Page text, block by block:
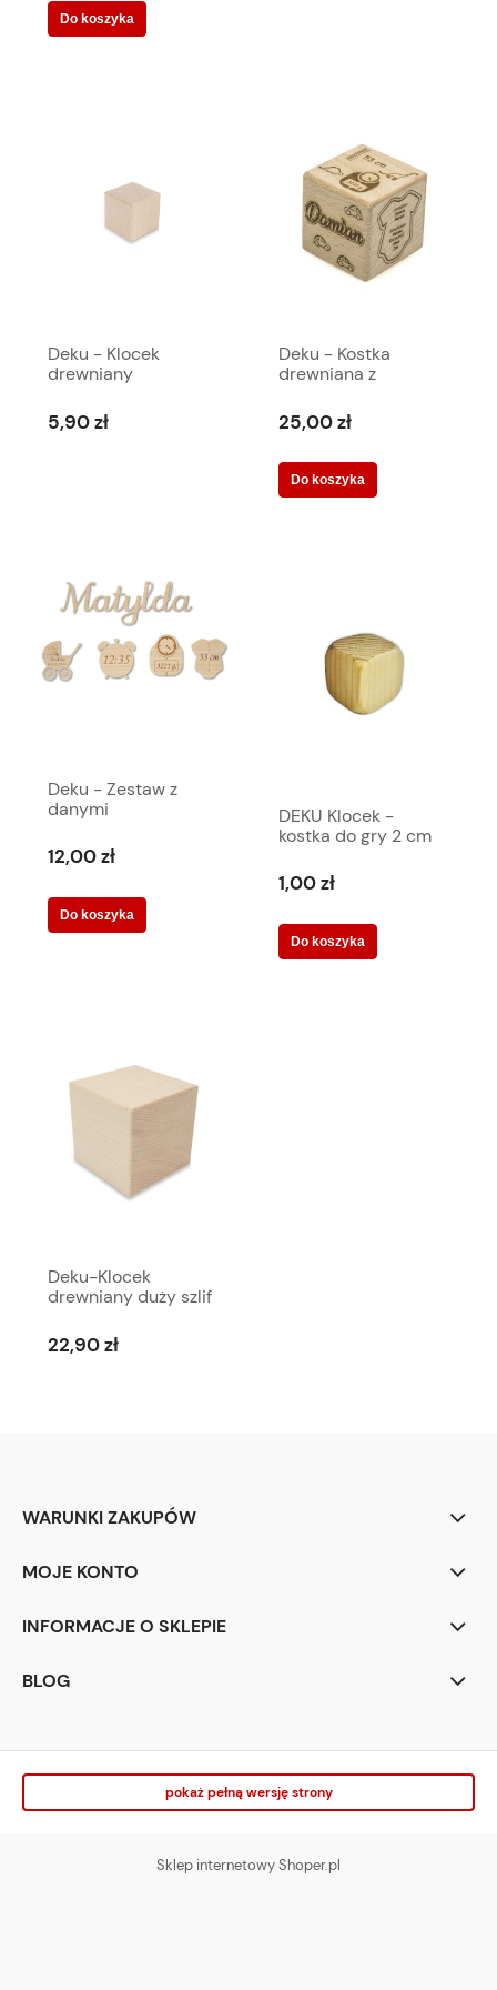
Do koszyka
Deku - Klocek
drewniany
frezowany 5x5x5 cm
R3 574014
5,90 zł
Deku - Kostka
drewniana z
cm- 000096
25,00 zł
Do koszyka
Deku - Zestaw z
danymi
elementów 000089
12,00 zł
Do koszyka
DEKU Klocek -
kostka do gry 2 cm
1,00 zł
Do koszyka
Deku-Klocek
drewniany duży szlif
cm R5 drewno
bukowe-574038
22,90 zł
WARUNKI ZAKUPÓW
MOJE KONTO
INFORMACJE O SKLEPIE
BLOG
pokaż pełną wersję strony
Sklep internetowy Shoper.pl